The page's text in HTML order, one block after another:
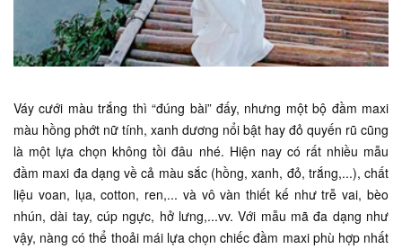
Váy cưới màu trắng thì “đúng bài” đấy, nhưng một bộ đầm maxi
màu hồng phớt nữ tính, xanh dương nổi bật hay đỏ quyến rũ cũng
là một lựa chọn không tồi đâu nhé. Hiện nay có rất nhiều mẫu
đầm maxi đa dạng về cả màu sắc (hồng, xanh, đỏ, trắng,...), chất
liệu voan, lụa, cotton, ren,... và vô vàn thiết kế như trễ vai, bèo
nhún, dài tay, cúp ngực, hở lưng,...vv. Với mẫu mã đa dạng như
vậy, nàng có thể thoải mái lựa chọn chiếc đầm maxi phù hợp nhất